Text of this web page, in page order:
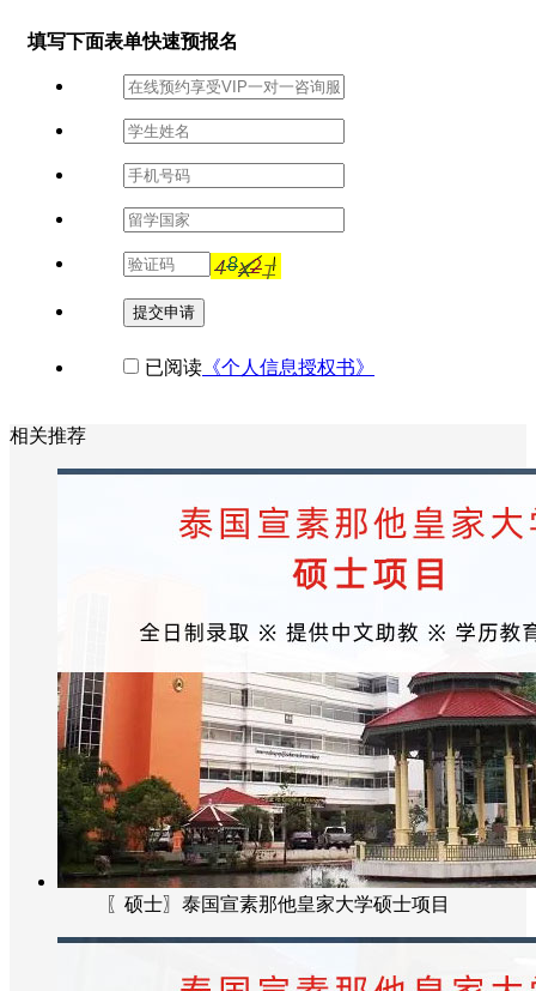
填写下面表单快速预报名
提交申请
已阅读 《个人信息授权书》
相关推荐
〖硕士〗泰国宣素那他皇家大学硕士项目